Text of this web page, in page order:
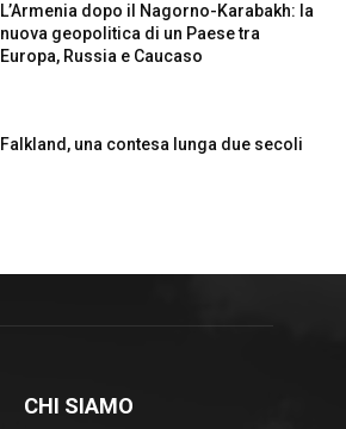
L’Armenia dopo il Nagorno-Karabakh: la
nuova geopolitica di un Paese tra
Europa, Russia e Caucaso
Falkland, una contesa lunga due secoli
CHI SIAMO